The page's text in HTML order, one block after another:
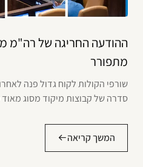
ההודעה החריגה של רה"מ
מתפורר
שורפי הקולות לקוח גדול פנה
סדרה של קבוצות מיקוד מסוג מאוד
המשך קריאה